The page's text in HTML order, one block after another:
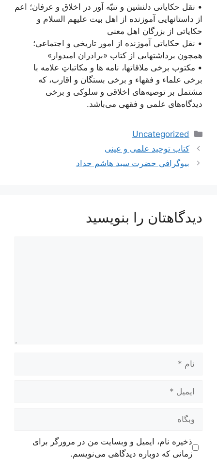
• نقل حکایاتی دلنشین و تنبّه آور در اخلاق و عرفان؛ اعم
از داستانهایی آموزنده از اهل بیت علیهم السلام و
حکایاتی از بزرگان اهل معنی
• نقل حکایاتی آموزنده از امور تاریخی و اجتماعی؛
همچون برداشتهایی از کتاب «برادران امیدوار»
• مکتوب برخی ملاقاتها، نامه ها و مکاتباتِ علامه با
برخی علماء و فقهاء و برخی بستگان و اقارب، که
مشتمل بر توصیه‌های اخلاقی و سلوکی و برخی
دیدگاه‌های علمی و فقهی می‌باشد.
دسته‌ها
Uncategorized
ناوبری
نوشته‌ها
کتاب توحید علمی و عینی
بیوگرافی حضرت سید هاشم حداد
دیدگاهتان را بنویسید
وبگاه
ذخیره نام، ایمیل و وبسایت من در مرورگر برای
زمانی که دوباره دیدگاهی می‌نویسم.